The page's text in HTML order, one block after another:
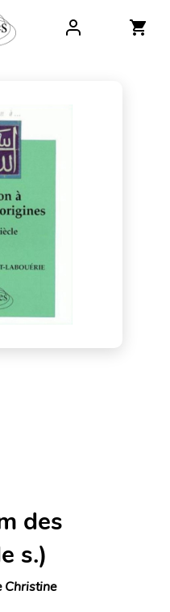
des
s.)
Christine